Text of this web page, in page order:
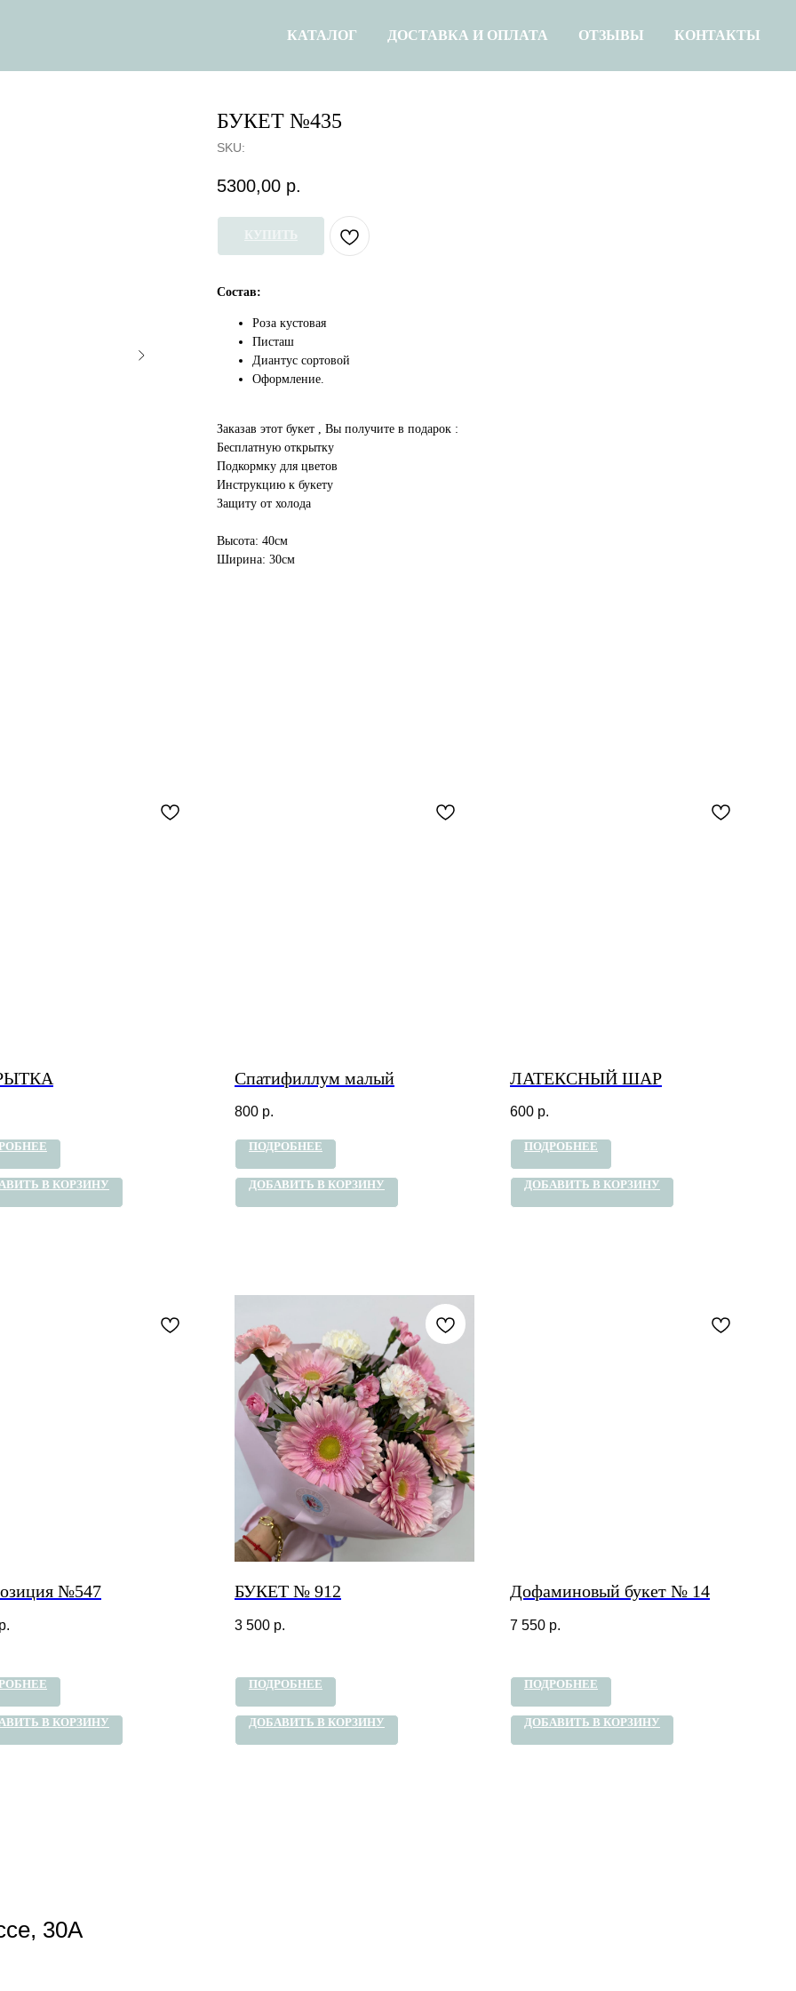
КАТАЛОГ ДОСТАВКА И ОПЛАТА ОТЗЫВЫ КОНТАКТЫ
БУКЕТ №435
SKU:
5300,00 р.
КУПИТЬ
Состав:
Роза кустовая
Писташ
Диантус сортовой
Оформление.
Заказав этот букет , Вы получите в подарок :
Бесплатную открытку
Подкормку для цветов
Инструкцию к букету
Защиту от холода
Высота: 40см
Ширина: 30см
В КОРЗИНУ
Спатифиллум малый
800 р.
ПОДРОБНЕЕ
ДОБАВИТЬ В КОРЗИНУ
ЛАТЕКСНЫЙ ШАР
600 р.
ПОДРОБНЕЕ
ДОБАВИТЬ В КОРЗИНУ
№547
р.
В КОРЗИНУ
БУКЕТ № 912
3 500 р.
ПОДРОБНЕЕ
ДОБАВИТЬ В КОРЗИНУ
Дофаминовый букет № 14
7 550 р.
ПОДРОБНЕЕ
ДОБАВИТЬ В КОРЗИНУ
30А